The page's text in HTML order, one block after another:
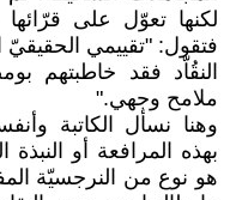
لكنها تعوّل على
فتقول: "تقييمي
النقُاّد فقد خاطبتهم
ملامح وجهي."
وهنا نسأل الكاتبة
بهذه المرافعة أو
هو نوع من النرجسيّة